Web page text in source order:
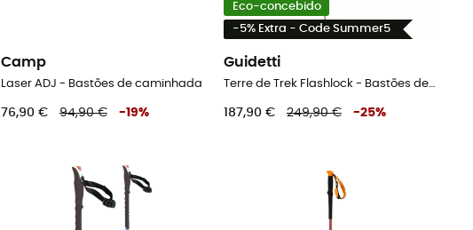
Camp
Laser ADJ - Bastões de caminhada
76,90 € 94,90 € -19%
Eco-concebido
-5% Extra - Code Summer5
Guidetti
Terre de Trek Flashlock - Bastões de caminhada
187,90 € 249,90 € -25%